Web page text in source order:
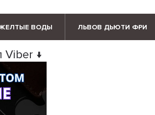
ВОДЫ ЛЬВОВ ДЬЮТИ ФРИ
Viber ↓